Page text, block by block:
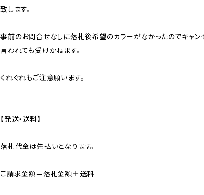
致します。
事前のお問合せなしに落札後希望のカラーがなかったのでキャン
言われても受けかねます。
くれぐれもご注意願います。
【発送・送料】
落札代金は先払いとなります。
ご請求金額＝落札金額＋送料